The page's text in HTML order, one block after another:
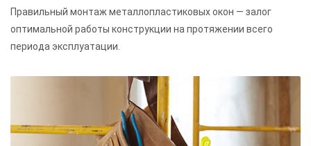
Правильный монтаж металлопластиковых окон — залог
оптимальной работы конструкции на протяжении всего
периода эксплуатации.